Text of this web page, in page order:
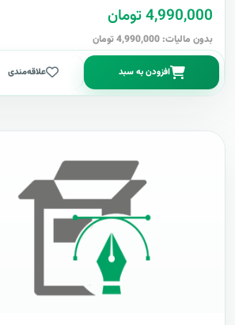
4,990,000 تومان
بدون مالیات: 4,990,000 تومان
افزودن به سبد علاقه‌مندی